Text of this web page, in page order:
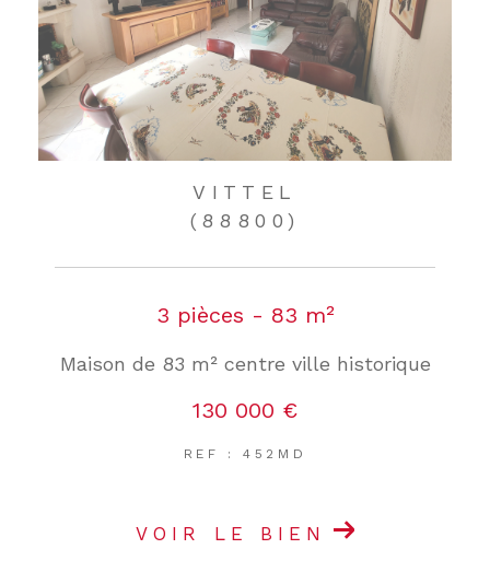
VITTEL
(88800)
3 pièces - 83 m²
Maison de 83 m² centre ville historique
130 000 €
REF : 452MD
VOIR LE BIEN